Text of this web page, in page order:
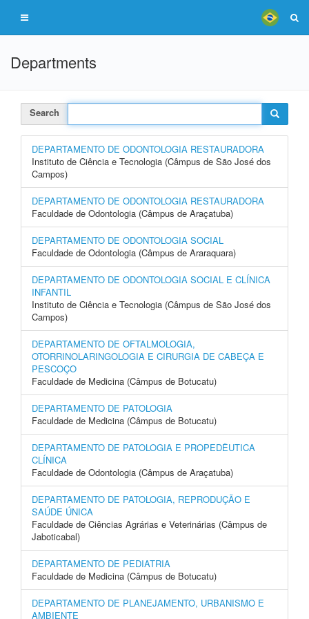
Departments
Search
DEPARTAMENTO DE ODONTOLOGIA RESTAURADORA
Instituto de Ciência e Tecnologia (Câmpus de São José dos
Campos)
DEPARTAMENTO DE ODONTOLOGIA RESTAURADORA
Faculdade de Odontologia (Câmpus de Araçatuba)
DEPARTAMENTO DE ODONTOLOGIA SOCIAL
Faculdade de Odontologia (Câmpus de Araraquara)
DEPARTAMENTO DE ODONTOLOGIA SOCIAL E CLÍNICA
INFANTIL
Instituto de Ciência e Tecnologia (Câmpus de São José dos
Campos)
DEPARTAMENTO DE OFTALMOLOGIA,
OTORRINOLARINGOLOGIA E CIRURGIA DE CABEÇA E
PESCOÇO
Faculdade de Medicina (Câmpus de Botucatu)
DEPARTAMENTO DE PATOLOGIA
Faculdade de Medicina (Câmpus de Botucatu)
DEPARTAMENTO DE PATOLOGIA E PROPEDÊUTICA
CLÍNICA
Faculdade de Odontologia (Câmpus de Araçatuba)
DEPARTAMENTO DE PATOLOGIA, REPRODUÇÃO E
SAÚDE ÚNICA
Faculdade de Ciências Agrárias e Veterinárias (Câmpus de
Jaboticabal)
DEPARTAMENTO DE PEDIATRIA
Faculdade de Medicina (Câmpus de Botucatu)
DEPARTAMENTO DE PLANEJAMENTO, URBANISMO E
AMBIENTE